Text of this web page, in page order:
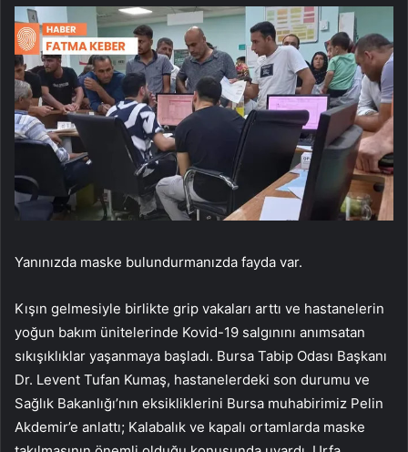
Yanınızda maske bulundurmanızda fayda var.
Kışın gelmesiyle birlikte grip vakaları arttı ve hastanelerin
yoğun bakım ünitelerinde Kovid-19 salgınını anımsatan
sıkışıklıklar yaşanmaya başladı. Bursa Tabip Odası Başkanı
Dr. Levent Tufan Kumaş, hastanelerdeki son durumu ve
Sağlık Bakanlığı’nın eksikliklerini Bursa muhabirimiz Pelin
Akdemir’e anlattı; Kalabalık ve kapalı ortamlarda maske